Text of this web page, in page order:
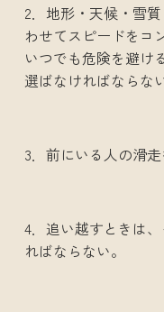
2．地形・天候・雪
わせてスピードをコ
いつでも危険を避け
選ばなければならな
3．前にいる人の滑
4．追い越すときは
ればならない。